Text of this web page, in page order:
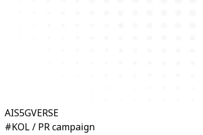
AIS5GVERSE
#KOL / PR campaign